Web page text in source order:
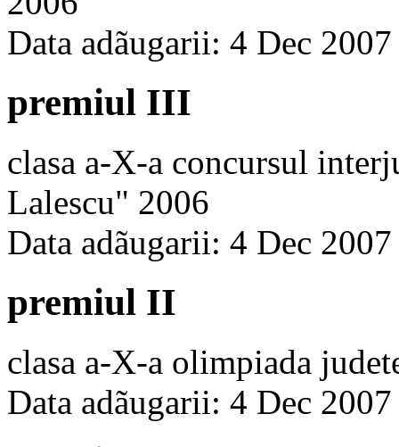
Data adãugarii: 4 Dec 2007
premiul III
clasa a-X-a concursul
Lalescu" 2006
Data adãugarii: 4 Dec 2007
premiul II
clasa a-X-a olimpiada
Data adãugarii: 4 Dec 2007